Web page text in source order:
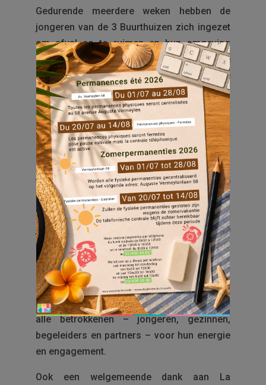
Gedurende meerdere weken hebben de
jongeren van de 3 Buurthuizen zich ingezet
om afval op te ruimen en hun omgeving
bewust te maken van het belang van nette
gemeenschappelijke ruimtes. Elke actie
heeft bijgedragen aan aangenamere en
leefbaardere wijken.
Op zaterdag 29 mei hebben we hun inzet
gevierd door meer dan 17 trouwe jongeren
een diploma uit te reiken. Als beloning
vertrekken zij aan het begin van de
zomervakantie op reis! Deze uitstap
betekent niet het einde van het project, maar
juist de voortzetting ervan: een mooie
gelegenheid om tijdens de reis op een
andere manier verder te werken aan
bewustmaking rond netheid.
Onze voorzitter,mathieu vervoort, bedankt
alle betrokkenen – jongeren, gezinnen,
begeleiders en partners – voor hun energie
en engagement.
Ook een welgemeende dank aan La